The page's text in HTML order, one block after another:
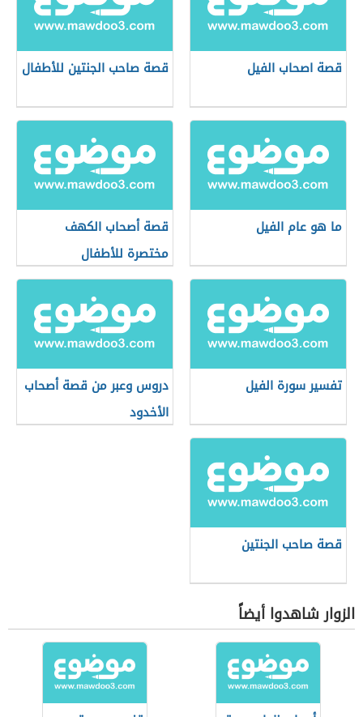
قصة اصحاب الفيل قصة صاحب الجنتين للأطفال
ما هو عام الفيل
قصة أصحاب الكهف
مختصرة للأطفال
تفسير سورة الفيل
دروس وعبر من قصة أصحاب
الأخدود
قصة صاحب الجنتين
الزوار شاهدوا أيضاً